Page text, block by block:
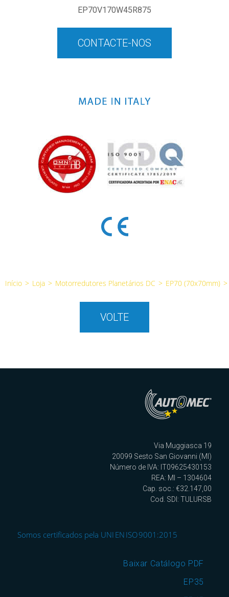
EP70V170W45R875
CONTACTE-NOS
Início > Loja > Motorredutores Planetários DC > EP70 (70x70mm) >
VOLTE
Via Muggiasca 19
20099 Sesto San Giovanni (MI)
Número de IVA: IT09625430153
REA: MI – 1304604
Cap. soc.: €32.147,00
Cod. SDI: TULURSB
Somos certificados pela UNI EN ISO 9001:2015
Baixar Catálogo PDF
EP35